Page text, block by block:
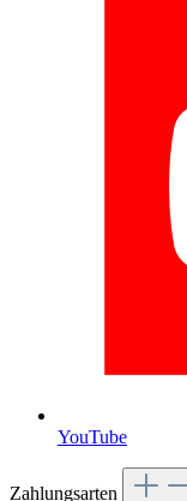
YouTube
Zahlungsarten